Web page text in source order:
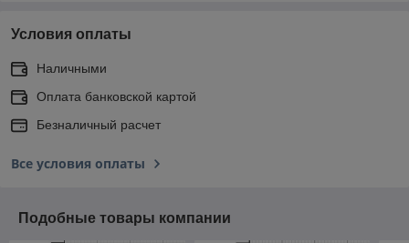
Условия оплаты
Наличными
Оплата банковской картой
Безналичный расчет
Все условия оплаты
Подобные товары компании